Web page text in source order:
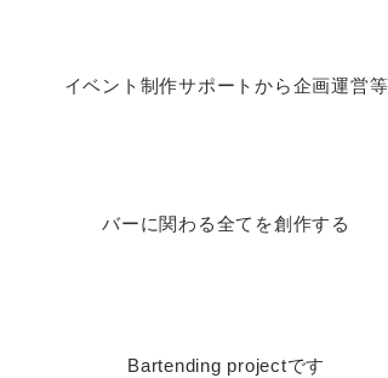
イベント制作サポートから企画運営等
バーに関わる全てを創作する
Bartending projectです